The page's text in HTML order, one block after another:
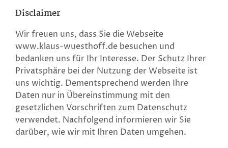
Disclaimer
Wir freuen uns, dass Sie die Webseite
www.klaus-wuesthoff.de besuchen und
bedanken uns für Ihr Interesse. Der Schutz Ihrer
Privatsphäre bei der Nutzung der Webseite ist
uns wichtig. Dementsprechend werden Ihre
Daten nur in Übereinstimmung mit den
gesetzlichen Vorschriften zum Datenschutz
verwendet. Nachfolgend informieren wir Sie
darüber, wie wir mit Ihren Daten umgehen.